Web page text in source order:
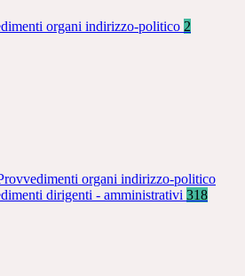
organi indirizzo-politico 2
organi indirizzo-politico
dirigenti - amministrativi 318